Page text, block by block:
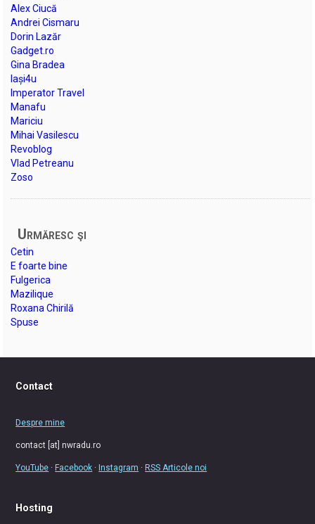
Alex Ciucă
Andrei Cismaru
Dorin Lazăr
Gadget.ro
Gina Bradea
Iași4u
Imperator Travel
Manafu
Mariciu
Mihai Vasilescu
Revoblog
Vlad Petreanu
Zoso
Urmăresc şi
Cetin
E foarte bine
Fulgerica
Mazilique
Roxana Chirilă
Spuse
Contact
Despre mine
contact [at] nwradu.ro
YouTube ·Facebook ·Instagram ·RSS Articole noi
Hosting